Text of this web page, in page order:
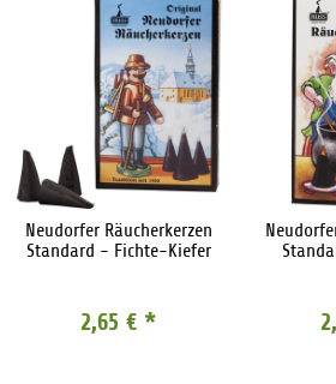
Neudorfer Räucherkerzen
Standard - Fichte-Kiefer
2,65 € *